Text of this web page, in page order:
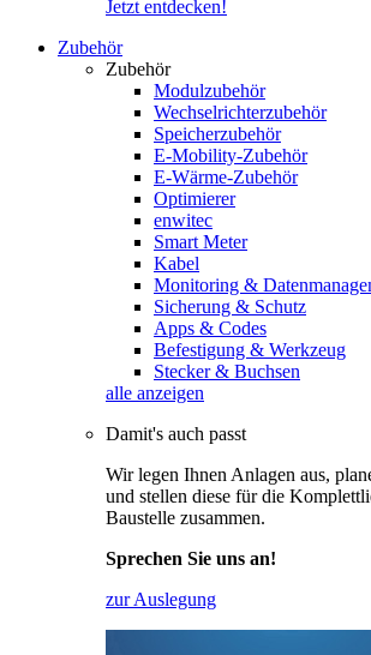
Jetzt entdecken!
Zubehör
Zubehör
Modulzubehör
Wechselrichterzubehör
Speicherzubehör
E-Mobility-Zubehör
E-Wärme-Zubehör
Optimierer
enwitec
Smart Meter
Kabel
Monitoring &
Sicherung & Schutz
Apps & Codes
Befestigung & Werkzeug
Stecker & Buchsen
alle anzeigen
Damit's auch passt
Wir legen Ihnen Anlagen aus,
und stellen diese für die
Baustelle zusammen.
Sprechen Sie uns an!
zur Auslegung